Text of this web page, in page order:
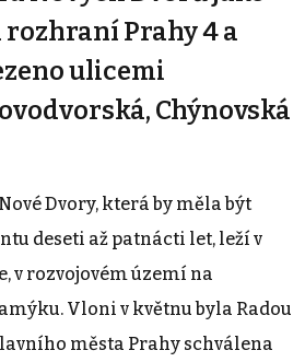
rozhraní Prahy 4 a
ulicemi
Chýnovská
Dvory, která by měla být
deseti až patnácti let, leží v
v rozvojovém území na
Vloni v květnu byla Radou
města Prahy schválena